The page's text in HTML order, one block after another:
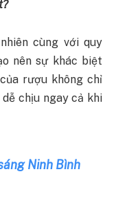
cùng với quy
nên sự khác biệt
rượu không chỉ
chịu ngay cả khi
Ninh Bình